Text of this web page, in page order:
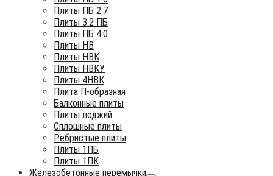
Плиты ПБ 2.7
Плиты 3.2 ПБ
Плиты ПБ 4.0
Плиты НВ
Плиты НВК
Плиты НВКУ
Плиты 4НВК
Плита П-образная
Балконные плиты
Плиты лоджий
Сплошные плиты
Ребристые плиты
Плиты 1ПБ
Плиты 1ПК
Железобетонные перемычки